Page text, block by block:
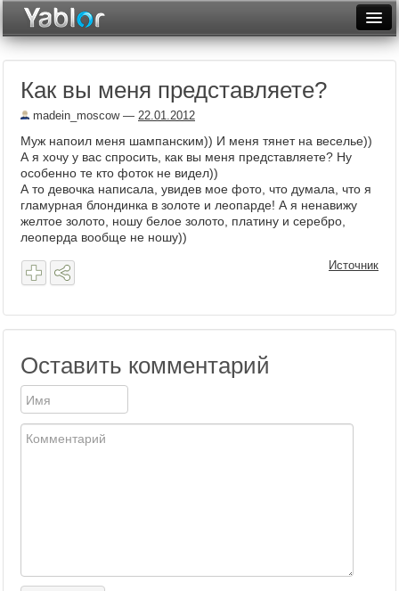
Неделя
Месяц
Рейтинги
Архив
Фототоп
Как вы меня представляете?
madein_moscow— 22.01.2012
Муж напоил меня шампанским)) И меня тянет на веселье))
А я хочу у вас спросить, как вы меня представляете? Ну
особенно те кто фоток не видел))
А то девочка написала, увидев мое фото, что думала, что я
гламурная блондинка в золоте и леопарде! А я ненавижу
желтое золото, ношу белое золото, платину и серебро,
леоперда вообще не ношу))
Источник
Оставить комментарий